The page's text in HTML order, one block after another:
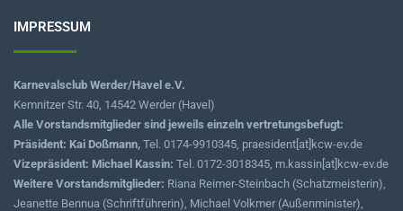
IMPRESSUM
Karnevalsclub Werder/Havel e.V.
Kemnitzer Str. 40, 14542 Werder (Havel)
Alle Vorstandsmitglieder sind jeweils einzeln vertretungsbefugt:
Präsident: Kai Doßmann, Tel. 0174-9910345, praesident[at]kcw-ev.de
Vizepräsident: Michael Kassin: Tel. 0172-3018345, m.kassin[at]kcw-ev.de
Weitere Vorstandsmitglieder: Riana Reimer-Steinbach (Schatzmeisterin),
Jeanette Bennua (Schriftführerin), Michael Volkmer (Außenminister),